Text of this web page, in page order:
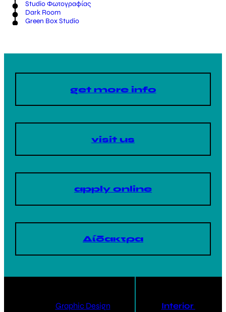
Studio Φωτογραφίας
Dark Room
Green Box Studio
get more info
visit us
apply online
Δίδακτρα
Graphic Design Interior Design